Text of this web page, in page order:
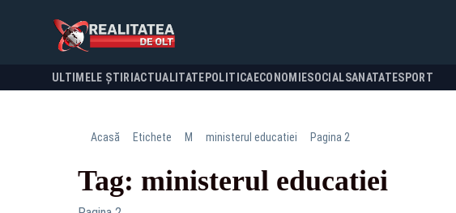
ULTIMELE ȘTIRI ACTUALITATE POLITICA ECONOMIESOCIALSANATATESPORT
Acasă Etichete M ministerul educatiei Pagina 2
Tag: ministerul educatiei